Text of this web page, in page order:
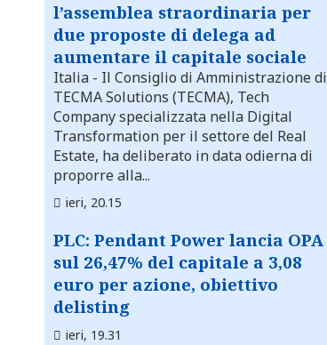
l’assemblea straordinaria per
due proposte di delega ad
aumentare il capitale sociale
Italia - Il Consiglio di Amministrazione di
TECMA Solutions (TECMA), Tech
Company specializzata nella Digital
Transformation per il settore del Real
Estate, ha deliberato in data odierna di
proporre alla...
ieri, 20.15
PLC: Pendant Power lancia OPA
sul 26,47% del capitale a 3,08
euro per azione, obiettivo
delisting
ieri, 19.31